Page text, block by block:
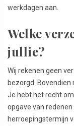
werkdagen aan.
Welke
jullie?
Wij rekenen geen
bezorgd. Bovendien
Je hebt het recht
opgave van
herroepingstermijn